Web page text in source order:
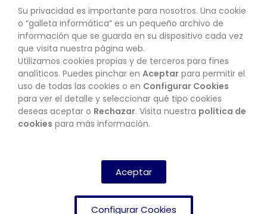
CONTACTO
BOLETÍN
Su privacidad es importante para nosotros. Una cookie
o “galleta informática” es un pequeño archivo de
información que se guarda en su dispositivo cada vez
que visita nuestra página web.
Utilizamos cookies propias y de terceros para fines
analíticos. Puedes pinchar en Aceptar para permitir el
uso de todas las cookies o en Configurar Cookies
para ver el detalle y seleccionar qué tipo cookies
deseas aceptar o Rechazar. Visita nuestra política de
cookies para más información.
Aceptar
Configurar Cookies